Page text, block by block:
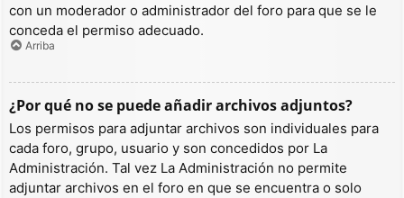
con un moderador o administrador del foro para que se le
conceda el permiso adecuado.
Arriba
¿Por qué no se puede añadir archivos adjuntos?
Los permisos para adjuntar archivos son individuales para
cada foro, grupo, usuario y son concedidos por La
Administración. Tal vez La Administración no permite
adjuntar archivos en el foro en que se encuentra o solo